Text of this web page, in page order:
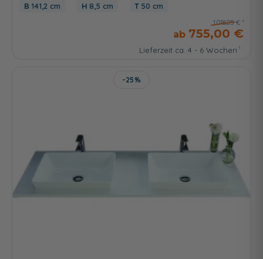
141,2 cm 8,5 cm 50 cm
1.018,05 €
755,00 €
Lieferzeit ca. 4 - 6 Wochen
-25%